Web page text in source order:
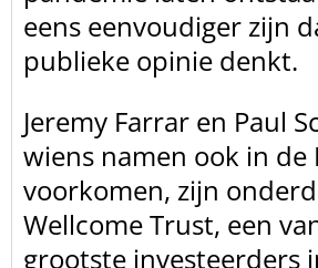
eens eenvoudiger zijn
publieke opinie denkt.
Jeremy Farrar en Paul
wiens namen ook in de
voorkomen, zijn
Wellcome Trust, een
grootste investeerders